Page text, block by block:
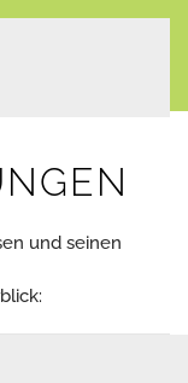
und seinen